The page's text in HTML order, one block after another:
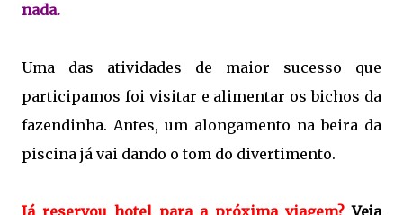
nada.
Uma das atividades de maior sucesso que
participamos foi visitar e alimentar os bichos da
fazendinha. Antes, um alongamento na beira da
piscina já vai dando o tom do divertimento.